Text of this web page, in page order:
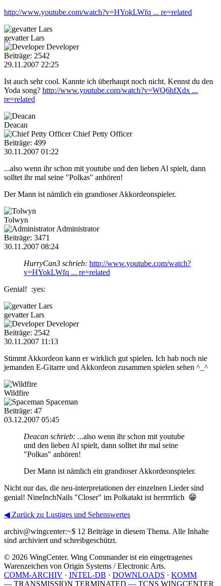
http://www.youtube.com/watch?v=HYokLWfq ... re=related
gevatter Lars
Developer
Beiträge: 2542
29.11.2007 22:25
Ist auch sehr cool. Kannte ich überhaupt noch nicht. Kennst du den
Yoda song? http://www.youtube.com/watch?v=WQ6hfXdx ...
re=related
Deacan
Chief Petty Officer
Beiträge: 499
30.11.2007 01:22
...also wenn ihr schon mit youtube und den lieben Al spielt, dann
solltet ihr mal seine "Polkas" anhören!
Der Mann ist nämlich ein grandioser Akkordeonspieler.
Tolwyn
Administrator
Beiträge: 3471
30.11.2007 08:24
HurryCan3 schrieb: http://www.youtube.com/watch?
v=HYokLWfq ... re=related
Genial! :yes:
gevatter Lars
Developer
Beiträge: 2542
30.11.2007 11:13
Stimmt Akkordeon kann er wirklich gut spielen. Ich hab noch nie
jemanden E-Gitarre und Akkordeon zusammen spielen sehen ^_^
Wildfire
Spaceman
Beiträge: 47
03.12.2007 05:45
Deacan schrieb: ...also wenn ihr schon mit youtube
und den lieben Al spielt, dann solltet ihr mal seine
"Polkas" anhören!
Der Mann ist nämlich ein grandioser Akkordeonspieler.
Nicht nur das, die neu-interpretationen der einzelnen Lieder sind
genial! NineInchNails "Closer" im Polkatakt ist herrrrrlich 😁
◀ Zurück zu Lustiges und Sehenswertes
archiv@wingcenter:~$ 12 Beiträge in diesem Thema. Alle Inhalte
sind archiviert und schreibgeschützt.
© 2026 WingCenter. Wing Commander ist ein eingetragenes
Warenzeichen von Origin Systems / Electronic Arts.
COMM-ARCHIV · INTEL-DB · DOWNLOADS · KOMM
— TRANSMISSION TERMINATED — TCNS WINGCENTER